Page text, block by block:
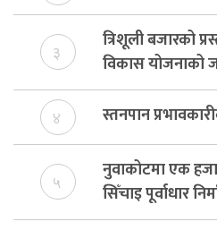
३
त्रिशूली बजारको
विकास योजनाको
विकास दर्ता नभए
४ स्तनपान
५
नुवाकोटमा एक
सिँचाइ पूर्वाधार